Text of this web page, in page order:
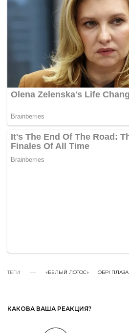
ТЕГИ «БЕЛЫЙ ЛОТОС» ОБРІ ПЛАЗА
КАКОВА ВАША РЕАКЦИЯ?